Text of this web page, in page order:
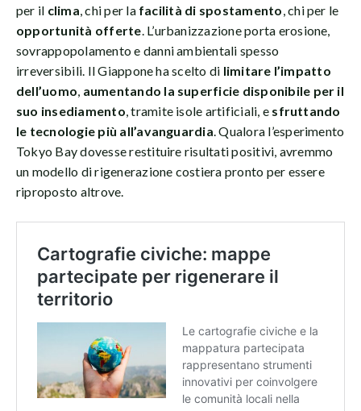
per il clima , chi per la facilità di spostamento , chi per le
opportunità offerte . L’urbanizzazione porta erosione,
sovrappopolamento e danni ambientali spesso
irreversibili. Il Giappone ha scelto di limitare l’impatto
dell’uomo aumentando la superficie disponibile per il
suo insediamento , tramite isole artificiali, e sfruttando
le tecnologie più all’avanguardia . Qualora l’esperimento
Tokyo Bay dovesse restituire risultati positivi, avremmo
un modello di rigenerazione costiera pronto per essere
riproposto altrove.